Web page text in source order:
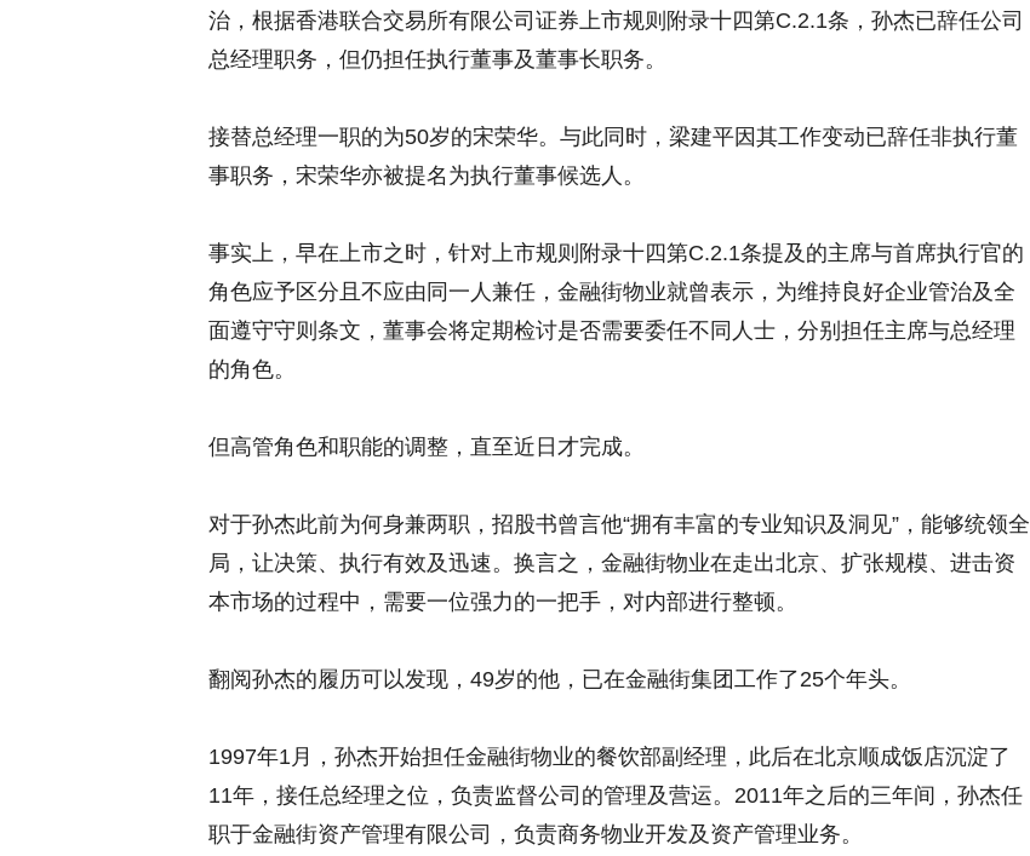
治，根据香港联合交易所有限公司证券上市规则附录十四第C.2.1条，孙杰已辞任公司
总经理职务，但仍担任执行董事及董事长职务。
接替总经理一职的为50岁的宋荣华。与此同时，梁建平因其工作变动已辞任非执行董
事职务，宋荣华亦被提名为执行董事候选人。
事实上，早在上市之时，针对上市规则附录十四第C.2.1条提及的主席与首席执行官的
角色应予区分且不应由同一人兼任，金融街物业就曾表示，为维持良好企业管治及全
面遵守守则条文，董事会将定期检讨是否需要委任不同人士，分别担任主席与总经理
的角色。
但高管角色和职能的调整，直至近日才完成。
对于孙杰此前为何身兼两职，招股书曾言他“拥有丰富的专业知识及洞见”，能够统领全
局，让决策、执行有效及迅速。换言之，金融街物业在走出北京、扩张规模、进击资
本市场的过程中，需要一位强力的一把手，对内部进行整顿。
翻阅孙杰的履历可以发现，49岁的他，已在金融街集团工作了25个年头。
1997年1月，孙杰开始担任金融街物业的餐饮部副经理，此后在北京顺成饭店沉淀了
11年，接任总经理之位，负责监督公司的管理及营运。2011年之后的三年间，孙杰任
职于金融街资产管理有限公司，负责商务物业开发及资产管理业务。